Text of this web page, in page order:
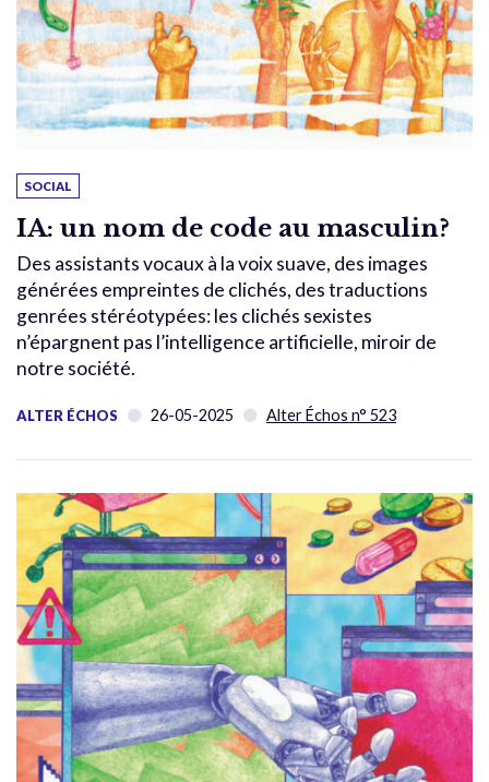
SOCIAL
IA: un nom de code au masculin?
Des assistants vocaux à la voix suave, des images
générées empreintes de clichés, des traductions
genrées stéréotypées: les clichés sexistes
n’épargnent pas l’intelligence artificielle, miroir de
notre société.
ALTER ÉCHOS 26-05-2025 Alter Échos n° 523